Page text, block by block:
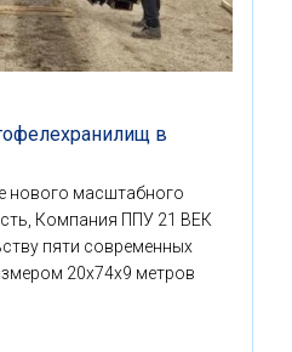
в
нового масштабного
Компания ППУ 21 ВЕК
пяти современных
20x74x9 метров